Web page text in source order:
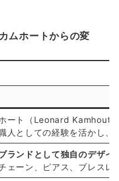
ムホートからの変
ート（Leonard Kamhout
人としての経験を活かし
ランドとして独自のデザイ
ェーン、ピアス、ブレスレ